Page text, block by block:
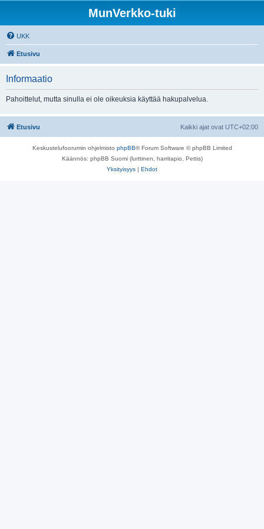
MunVerkko-tuki
UKK
Etusivu
Informaatio
Pahoittelut, mutta sinulla ei ole oikeuksia käyttää hakupalvelua.
Etusivu Kaikki ajat ovat UTC+02:00
Keskustelufoorumin ohjelmisto phpBB® Forum Software © phpBB Limited
Käännös: phpBB Suomi (lurttinen, harritapio, Pettis)
Yksityisyys | Ehdot